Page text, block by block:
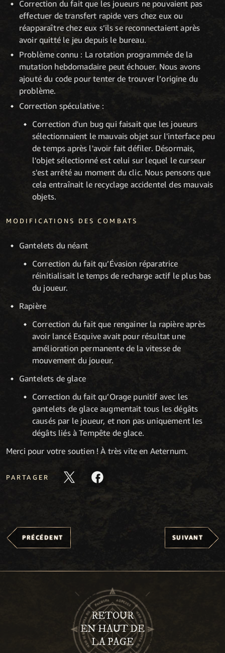
Correction du fait que les joueurs ne pouvaient pas
effectuer de transfert rapide vers chez eux ou
réapparaître chez eux s’ils se reconnectaient après
avoir quitté le jeu depuis le bureau.
Problème connu : La rotation programmée de la
mutation hebdomadaire peut échouer. Nous avons
ajouté du code pour tenter de trouver l’origine du
problème.
Correction spéculative :
Correction d'un bug qui faisait que les joueurs
sélectionnaient le mauvais objet sur l'interface peu
de temps après l'avoir fait défiler. Désormais,
l'objet sélectionné est celui sur lequel le curseur
s'est arrêté au moment du clic. Nous pensons que
cela entraînait le recyclage accidentel des mauvais
objets.
MODIFICATIONS DES COMBATS
Gantelets du néant
Correction du fait qu’Évasion réparatrice
réinitialisait le temps de recharge actif le plus bas
du joueur.
Rapière
Correction du fait que rengainer la rapière après
avoir lancé Esquive avait pour résultat une
amélioration permanente de la vitesse de
mouvement du joueur.
Gantelets de glace
Correction du fait qu’Orage punitif avec les
gantelets de glace augmentait tous les dégâts
causés par le joueur, et non pas uniquement les
dégâts liés à Tempête de glace.
Merci pour votre soutien ! À très vite en Aeternum.
PARTAGER
PRÉCÉDENT SUIVANT
RETOUR
EN HAUT DE
LA PAGE